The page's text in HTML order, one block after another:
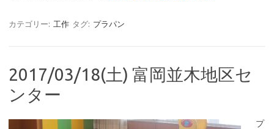
カテゴリー: 工作 タグ: プラパン
2017/03/18(土) 富岡並木地区セ
ンター
プ